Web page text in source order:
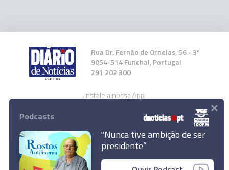
Rua Dr. Fernão de Ornelas, 56 - 3º
9054-514 Funchal, Portugal
291 202 300
Instale a nossa App
© 2026 Empresa Diário de Notícias, Lda.
Podcasts
"Nunca tive ambição de ser
presidente”
×